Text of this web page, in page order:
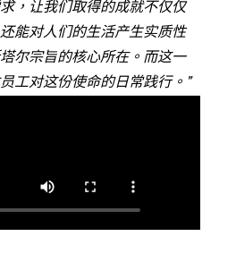
，让我们取得的成就不仅仅
能对人们的生活产生实质性
尔宗旨的核心所在。而这一
工对这份使命的日常践行。”